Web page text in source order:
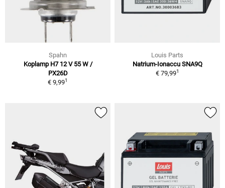
Spahn
Koplamp H7 12 V 55 W /
PX26D
€ 9,991
Louis Parts
Natrium-Ionaccu SNA9Q
€ 79,991